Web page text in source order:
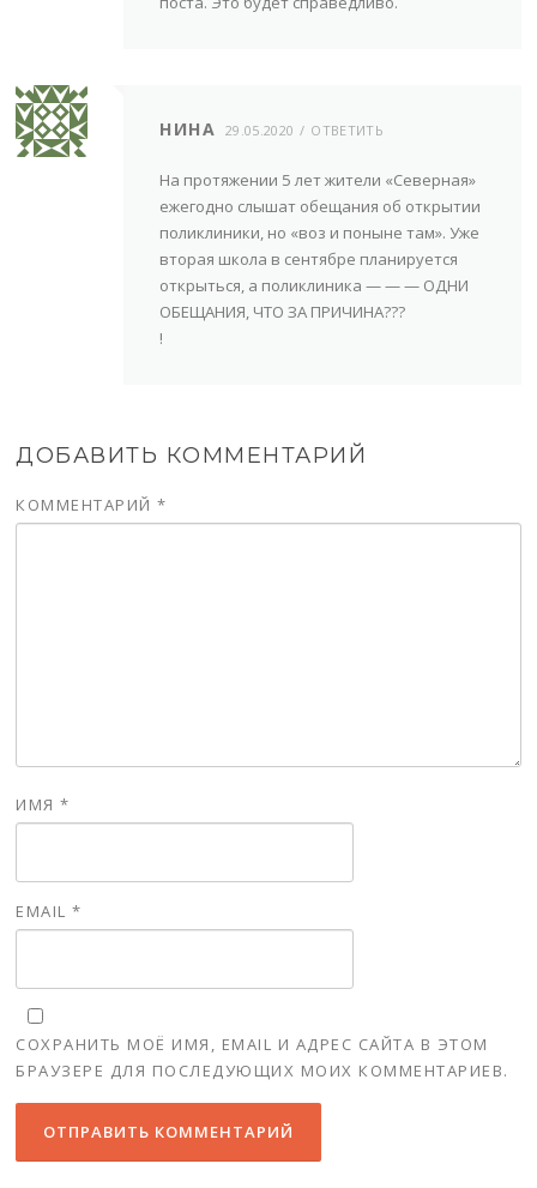
НИНА 29.05.2020 ОТВЕТИТЬ
На протяжении 5 лет жители «Северная»
ежегодно слышат обещания об открытии
поликлиники, но «воз и поныне там». Уже
вторая школа в сентябре планируется
открыться, а поликлиника — — — ОДНИ
ОБЕЩАНИЯ, ЧТО ЗА ПРИЧИНА???
!
ДОБАВИТЬ КОММЕНТАРИЙ
КОММЕНТАРИЙ*
ИМЯ*
EMAIL*
СОХРАНИТЬ МОЁ ИМЯ, EMAIL И АДРЕС САЙТА В ЭТОМ
БРАУЗЕРЕ ДЛЯ ПОСЛЕДУЮЩИХ МОИХ КОММЕНТАРИЕВ.